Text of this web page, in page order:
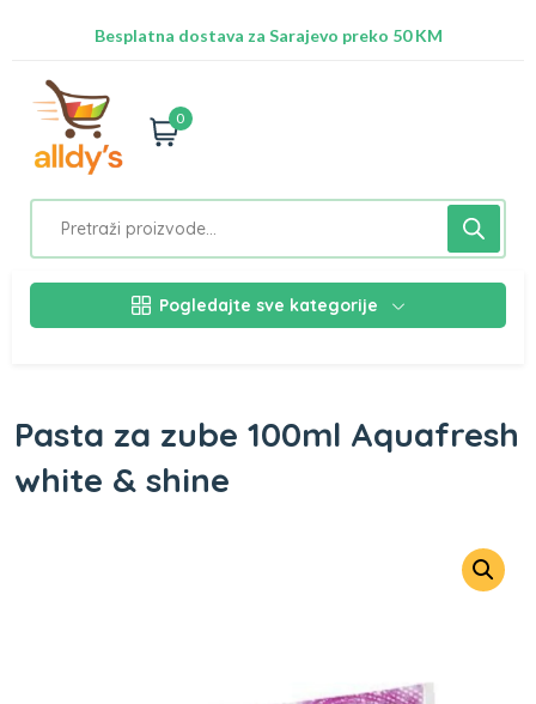
Besplatna dostava za Sarajevo preko 50 KM
0
Pogledajte sve kategorije
Pasta za zube 100ml Aquafresh
white & shine